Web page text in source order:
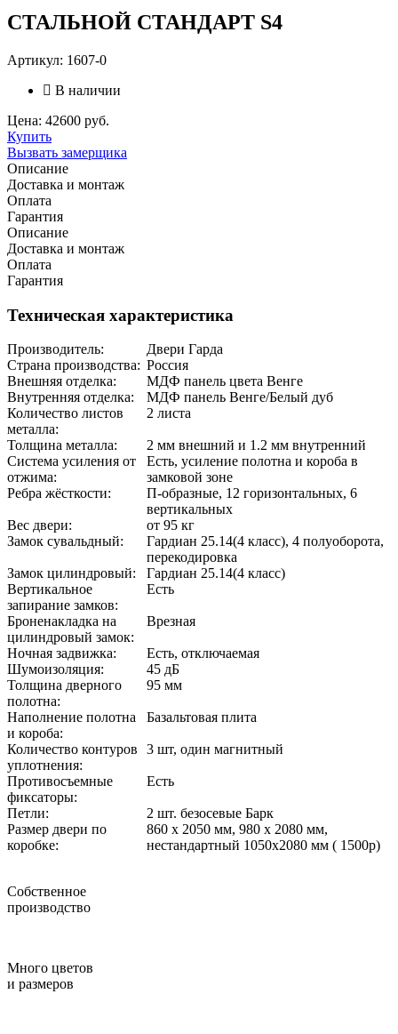
СТАЛЬНОЙ СТАНДАРТ S4
Артикул: 1607-0
В наличии
Цена: 42600 руб.
Купить
Вызвать замерщика
Описание
Доставка и монтаж
Оплата
Гарантия
Описание
Доставка и монтаж
Оплата
Гарантия
Техническая характеристика
Производитель:
Двери Гарда
Страна производства: Россия
Внешняя отделка:
МДФ панель цвета Венге
Внутренняя отделка:
МДФ панель Венге/Белый дуб
Количество листов
металла:
2 листа
Толщина металла:
2 мм внешний и 1.2 мм внутренний
Система усиления от
отжима:
Есть, усиление полотна и короба в
замковой зоне
Ребра жёсткости:
П-образные, 12 горизонтальных, 6
вертикальных
Вес двери:
от 95 кг
Замок сувальдный:
Гардиан 25.14(4 класс), 4 полуоборота,
перекодировка
Замок цилиндровый:
Гардиан 25.14(4 класс)
Вертикальное
запирание замков:
Есть
Броненакладка на
цилиндровый замок:
Врезная
Ночная задвижка:
Есть, отключаемая
Шумоизоляция:
45 дБ
Толщина дверного
полотна:
95 мм
Наполнение полотна
и короба:
Базальтовая плита
Количество контуров
уплотнения:
3 шт, один магнитный
Противосъемные
фиксаторы:
Есть
Петли:
2 шт. безосевые Барк
Размер двери по
коробке:
860 х 2050 мм, 980 х 2080 мм,
нестандартный 1050х2080 мм ( 1500р)
Собственное
производство
Много цветов
и размеров